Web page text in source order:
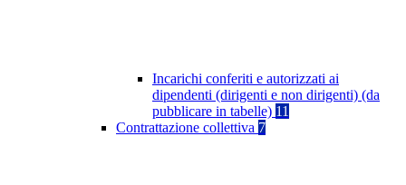
Incarichi conferiti e autorizzati ai
dipendenti (dirigenti e non dirigenti) (da
pubblicare in tabelle) 11
Contrattazione collettiva 7